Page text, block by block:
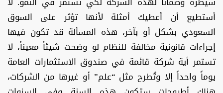
أستطيع أن أعطيك أمثلة لأنها تؤثر على السوق
السعودي بشكل أو بآخر، هذه المسألة قد تكون فيها
إجراءات قانونية مخالفة للنظام لو وضحت شيئاً معيناً، لا
تستمر أية شركة قائمة في صندوق الاستثمارات العامة
يوماً واحداً إلا وتُطرح مثل “علم” أو غيرها من الشركات،